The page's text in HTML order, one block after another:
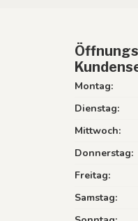
Montag:
Dienstag:
Mittwoch:
Donnerstag:
Freitag:
Samstag: